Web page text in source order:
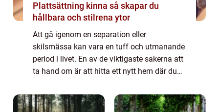
Plattsättning kinna så skapar du
hållbara och stilrena ytor
Att gå igenom en separation eller
skilsmässa kan vara en tuff och utmanande
period i livet. En av de viktigaste sakerna att
ta hand om är att hitta ett nytt hem där du
läge...